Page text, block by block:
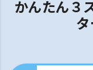
かんたん３